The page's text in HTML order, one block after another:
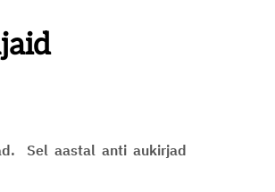
Sel aastal anti aukirjad